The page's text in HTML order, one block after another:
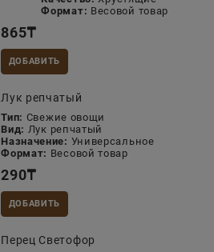
Формат: Весовой товар
865₸
ДОБАВИТЬ
Лук репчатый
Тип: Свежие овощи
Вид: Лук репчатый
Назначение: Универсальное
Формат: Весовой товар
290₸
ДОБАВИТЬ
Перец Светофор